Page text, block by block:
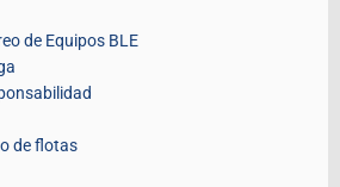
de Equipos BLE
de flotas